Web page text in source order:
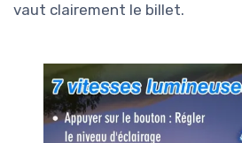
vaut clairement le billet.